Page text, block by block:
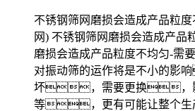
不锈钢筛网磨损会造成产品粒
网) 不锈钢筛网磨损会造成产品
磨损会造成产品粒度不均匀-需
对振动筛的运作将是不小的影
坏，需要更换，影
等，更有可能让整个生